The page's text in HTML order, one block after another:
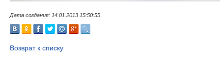
Дата создания: 14.01.2013 15:50:55
Возврат к списку